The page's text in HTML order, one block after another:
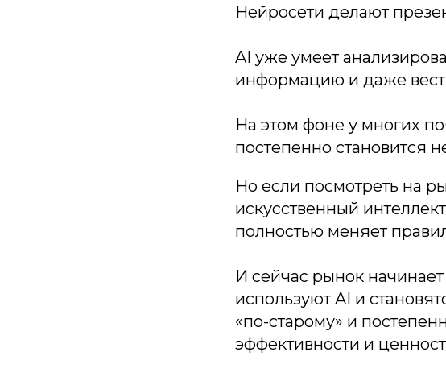
Нейросети делают
AI уже умеет
информацию и даже
На этом фоне у многих
постепенно становится
Но если посмотреть на
искусственный
полностью меняет
И сейчас рынок
используют AI и
«по-старому» и
эффективности и